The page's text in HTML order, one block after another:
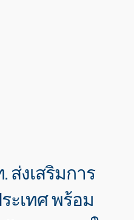
ส่งเสริมการ
ะเทศ พร้อม